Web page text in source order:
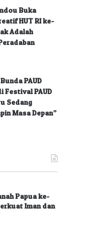
Buka
HUT RI ke-
Adalah
PAUD
Festival PAUD
Sedang
Masa Depan”
Papua ke-
Iman dan